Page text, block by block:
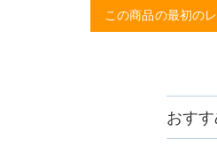
この商品の最初の
おす